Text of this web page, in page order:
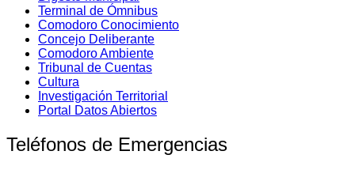
Terminal de Ómnibus
Comodoro Conocimiento
Concejo Deliberante
Comodoro Ambiente
Tribunal de Cuentas
Cultura
Investigación Territorial
Portal Datos Abiertos
Teléfonos de Emergencias